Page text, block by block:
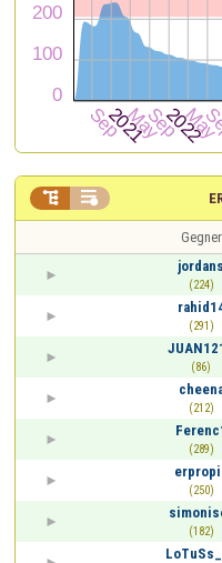
 
Gegner
jordans
(224)
(291)
(86)
(212)
(289)
(250)
(182)